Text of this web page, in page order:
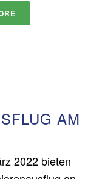
AM
2022 bieten